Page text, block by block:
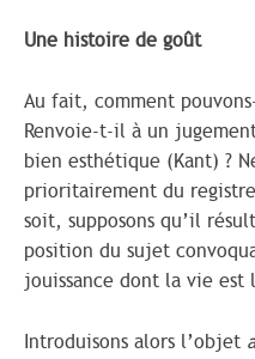
Une histoire de goût
Au fait, comment
Renvoie-t-il à un
bien esthétique (Kant) ?
prioritairement du
soit, supposons qu’il
position du sujet
jouissance dont la vie est
Introduisons alors l’objet a